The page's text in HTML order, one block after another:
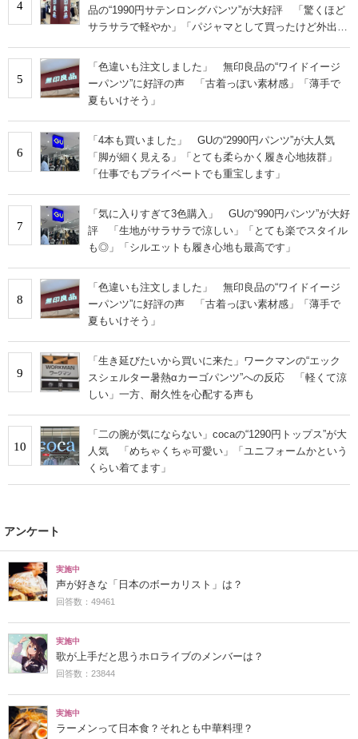
4
品の“1990円サテンロングパンツ”が大好評 「驚くほど
サラサラで軽やか」「パジャマとして買ったけど外出用
5
「色違いも注文しました」 無印良品の“ワイドイージ
ーパンツ”に好評の声 「古着っぽい素材感」「薄手で
夏もいけそう」
6
「4本も買いました」 GUの“2990円パンツ”が大人気
「脚が細く見える」「とても柔らかく履き心地抜群」
「仕事でもプライベートでも重宝します」
7
「気に入りすぎて3色購入」 GUの“990円パンツ”が大好
評 「生地がサラサラで涼しい」「とても楽でスタイル
も◎」「シルエットも履き心地も最高です」
8
「色違いも注文しました」 無印良品の“ワイドイージ
ーパンツ”に好評の声 「古着っぽい素材感」「薄手で
夏もいけそう」
9
「生き延びたいから買いに来た」ワークマンの“エック
スシェルター暑熱αカーゴパンツ”への反応 「軽くて涼
しい」一方、耐久性を心配する声も
10
「二の腕が気にならない」cocaの“1290円トップス”が大
人気 「めちゃくちゃ可愛い」「ユニフォームかという
くらい着てます」
アンケート
実施中
声が好きな「日本のボーカリスト」は？
回答数：49461
実施中
歌が上手だと思うホロライブのメンバーは？
回答数：23844
実施中
ラーメンって日本食？それとも中華料理？